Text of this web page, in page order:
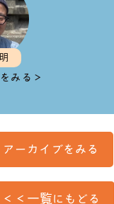
みる＞
＜＜一覧にもどる
アーカイブをみる